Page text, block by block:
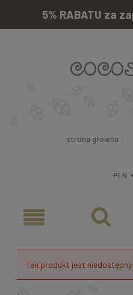
strona główna
Ten produkt jest niedostępny.